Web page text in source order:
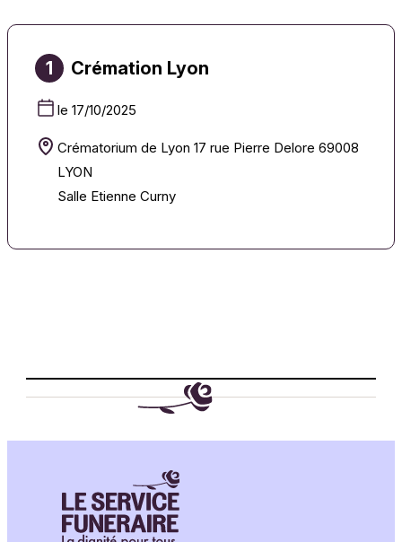
1 Crémation Lyon
le 17/10/2025
Crématorium de Lyon 17 rue Pierre Delore 69008
LYON
Salle Etienne Curny